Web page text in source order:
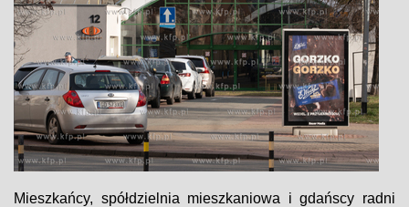
Mieszkańcy, spółdzielnia mieszkaniowa i gdańscy radni